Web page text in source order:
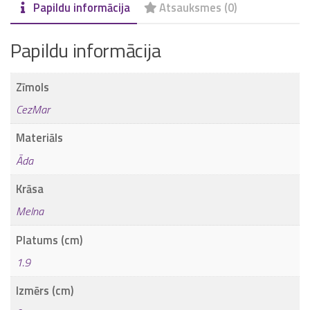
Papildu informācija Atsauksmes (0)
Papildu informācija
Zīmols
CezMar
Materiāls
Āda
Krāsa
Melna
Platums (cm)
1.9
Izmērs (cm)